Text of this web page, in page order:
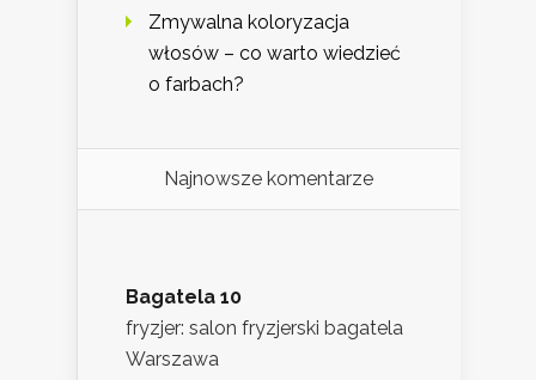
Zmywalna koloryzacja
włosów – co warto wiedzieć
o farbach?
Najnowsze komentarze
Bagatela 10
fryzjer: salon fryzjerski bagatela
Warszawa